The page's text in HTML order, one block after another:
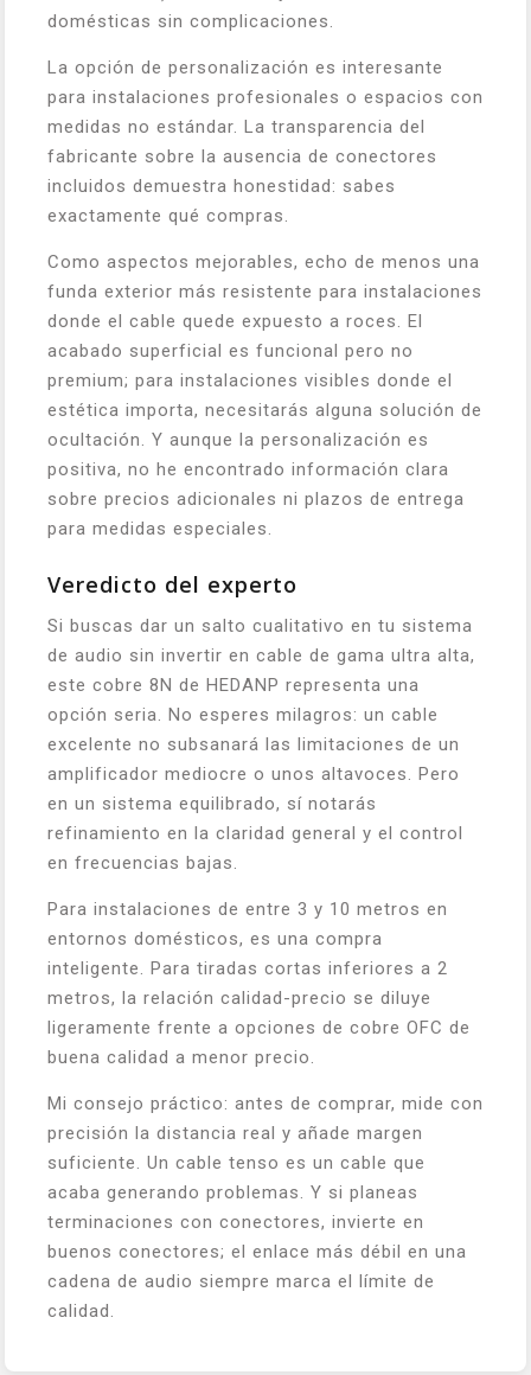
domésticas sin complicaciones.
La opción de personalización es interesante
para instalaciones profesionales o espacios con
medidas no estándar. La transparencia del
fabricante sobre la ausencia de conectores
incluidos demuestra honestidad: sabes
exactamente qué compras.
Como aspectos mejorables, echo de menos una
funda exterior más resistente para instalaciones
donde el cable quede expuesto a roces. El
acabado superficial es funcional pero no
premium; para instalaciones visibles donde el
estética importa, necesitarás alguna solución de
ocultación. Y aunque la personalización es
positiva, no he encontrado información clara
sobre precios adicionales ni plazos de entrega
para medidas especiales.
Veredicto del experto
Si buscas dar un salto cualitativo en tu sistema
de audio sin invertir en cable de gama ultra alta,
este cobre 8N de HEDANP representa una
opción seria. No esperes milagros: un cable
excelente no subsanará las limitaciones de un
amplificador mediocre o unos altavoces. Pero
en un sistema equilibrado, sí notarás
refinamiento en la claridad general y el control
en frecuencias bajas.
Para instalaciones de entre 3 y 10 metros en
entornos domésticos, es una compra
inteligente. Para tiradas cortas inferiores a 2
metros, la relación calidad-precio se diluye
ligeramente frente a opciones de cobre OFC de
buena calidad a menor precio.
Mi consejo práctico: antes de comprar, mide con
precisión la distancia real y añade margen
suficiente. Un cable tenso es un cable que
acaba generando problemas. Y si planeas
terminaciones con conectores, invierte en
buenos conectores; el enlace más débil en una
cadena de audio siempre marca el límite de
calidad.